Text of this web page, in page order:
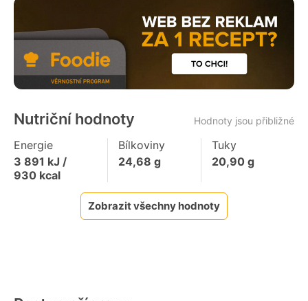
Nutriční hodnoty Hodnoty jsou přibližné
Energie
3 891 kJ /
930 kcal
Bílkoviny
24,68 g
Tuky
20,90g
Zobrazit všechny hodnoty